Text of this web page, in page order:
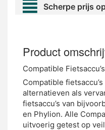
Scherpe prijs
Product
Compatible Fietsaccu’s
Compatible
alternatieven als
fietsaccu’s van
en Phylion. Alle
uitvoerig getest op